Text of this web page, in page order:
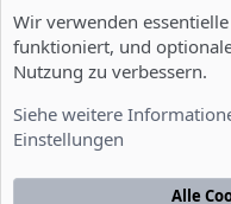
Wir verwenden essentielle
funktioniert, und
Nutzung zu verbessern.
Siehe weitere
Einstellungen
Alle